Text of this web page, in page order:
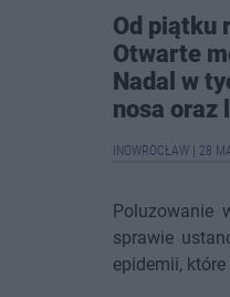
Od piątku
Otwarte
Nadal w
nosa oraz
INOWROCŁAW 28
Poluzowanie
sprawie
epidemii,